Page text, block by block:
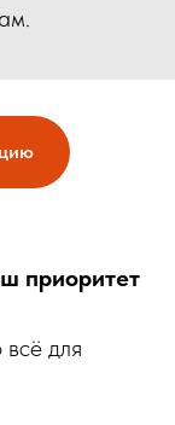
приоритет
для